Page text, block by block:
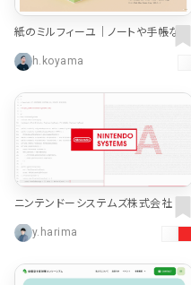
紙のミルフィーユ｜ノートや手帳など
を中心としたデザイン文具・雑貨ブラ
ンドh.koyama
ニンテンドーシステムズ株式会社 - Ni
y.harima